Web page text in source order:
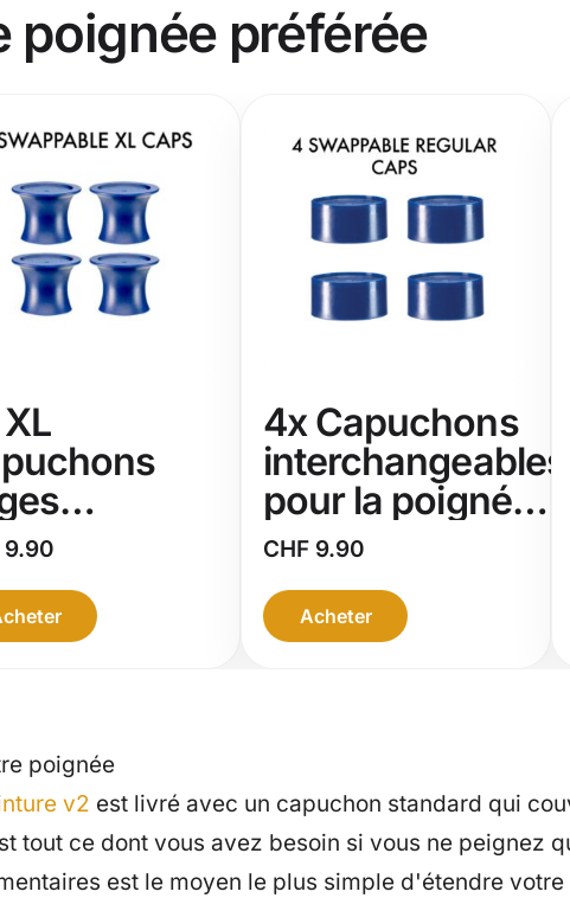
poignée préférée
RGG360
de
9.90
4x Capuchons
interchangeables
pour la poignée
de peinture
RGG360
CHF 9.90
Acheter
poignée
v2 est livré avec un capuchon standard qui
tout ce dont vous avez besoin si vous ne peignez
est le moyen le plus simple d'étendre